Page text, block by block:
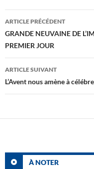
Navigation
des
articles
ARTICLE PRÉCÉDENT
GRANDE NEUVAINE DE
PREMIER JOUR
ARTICLE SUIVANT
L’Avent nous amène à
À NOTER